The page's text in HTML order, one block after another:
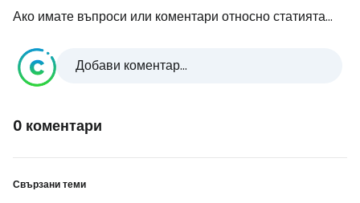
Ако имате въпроси или коментари относно статията...
Добави коментар...
0 коментари
Свързани теми